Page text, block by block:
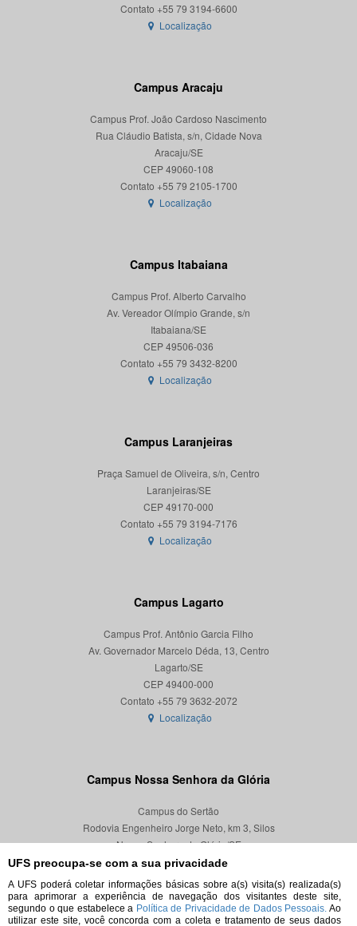
UFS preocupa-se com a sua privacidade
A UFS poderá coletar informações básicas sobre a(s) visita(s) realizada(s)
para aprimorar a experiência de navegação dos visitantes deste site,
segundo o que estabelece a Política de Privacidade de Dados Pessoais. Ao
utilizar este site, você concorda com a coleta e tratamento de seus dados
Localização
Campus Aracaju
Campus Prof. João Cardoso Nascimento
Rua Cláudio Batista, s/n, Cidade Nova
Aracaju/SE
CEP 49060-108
Localização
Campus Itabaiana
Campus Prof. Alberto Carvalho
Av. Vereador Olímpio Grande, s/n
Itabaiana/SE
CEP 49506-036
Localização
Campus Laranjeiras
Praça Samuel de Oliveira, s/n, Centro
Laranjeiras/SE
CEP 49170-000
Localização
Campus Lagarto
Campus Prof. Antônio Garcia Filho
Av. Governador Marcelo Déda, 13, Centro
Lagarto/SE
CEP 49400-000
Localização
Campus Nossa Senhora da Glória
Campus do Sertão
Rodovia Engenheiro Jorge Neto, km 3, Silos
Nossa Senhora da Glória/SE
CEP 49680-000
Localização